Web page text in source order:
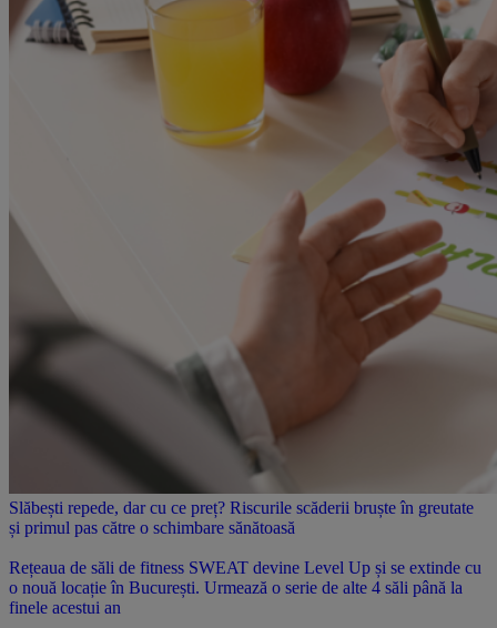
Slăbești repede, dar cu ce preț? Riscurile scăderii bruște în greutate
și primul pas către o schimbare sănătoasă
Rețeaua de săli de fitness SWEAT devine Level Up și se extinde cu
o nouă locație în București. Urmează o serie de alte 4 săli până la
finele acestui an